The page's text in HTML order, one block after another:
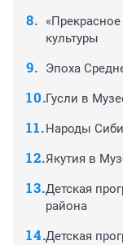
культуры
Эпоха
Гусли в
Народы
Якутия в
Детская
района
Детская